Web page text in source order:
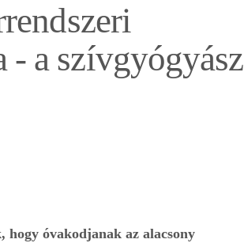
- a szívgyógyász
hogy óvakodjanak az alacsony